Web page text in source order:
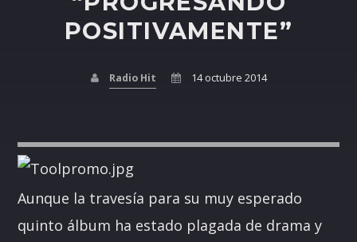
Twitter
Facebook
POSITIVAMENTE”
Radio Hit 14 octubre 2014
Aunque la travesía para su muy esperado
quinto álbum ha estado plagada de drama y